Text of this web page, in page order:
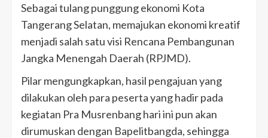
Sebagai tulang punggung ekonomi Kota
Tangerang Selatan, memajukan ekonomi kreatif
menjadi salah satu visi Rencana Pembangunan
Jangka Menengah Daerah (RPJMD).
Pilar mengungkapkan, hasil pengajuan yang
dilakukan oleh para peserta yang hadir pada
kegiatan Pra Musrenbang hari ini pun akan
dirumuskan dengan Bapelitbangda, sehingga